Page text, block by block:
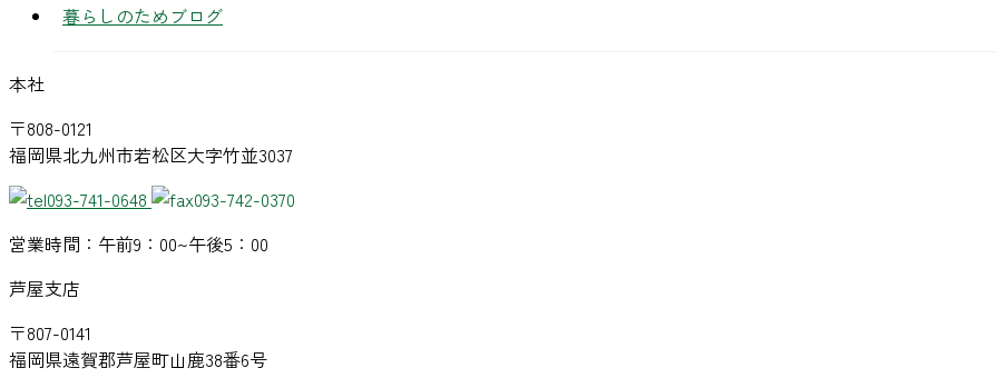
暮らしのためブログ
本社
〒808-0121
福岡県北九州市若松区大字竹並3037
093-741-0648
093-742-0370
営業時間：午前9：00~午後5：00
芦屋支店
〒807-0141
福岡県遠賀郡芦屋町山鹿38番6号